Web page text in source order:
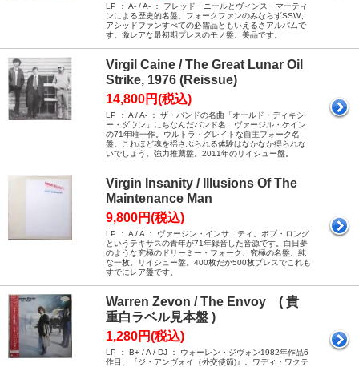
LP ： A- / A- ： フレッド・ニールとヴィンス・マーティ
ンによる歴史的名盤。フォークファンのみならずSSW、
アシッドファンすべての必需品ともいえるさアルバムで
す。激レアな最初期プレスのモノ盤。美品です。
Virgil Caine / The Great Lunar Oil
Strike, 1976 (Reissue)
14,800円(税込)
LP ： A / A- ： ザ・バンドの名曲「オールド・ディキシ
ー・ダウン」にちなんだバンド名、ヴァージル・ケイン
の71年唯一作。ウルトラ・グレイトな自主フォーク名
盤。これほど魂を揺さぶられる体験はなかなか得られな
いでしょう。強力推薦盤。2011年のリイシュー盤。
Virgin Insanity / Illusions Of The
Maintenance Man
9,800円(税込)
LP ： A / A ： ヴァージン・インサニティ。ボブ・ロング
というテキサスの青年が71年録音した音源です。白日夢
のような究極のドリーミー・フォーク、究極の名盤。純
な一枚。リイシュー盤。400枚だか500枚プレスでこれも
すでにレア盤です。
Warren Zevon / The Envoy ( 貴
重白ラベル見本盤 )
1,280円(税込)
LP ： B+ / A / DJ ： ウォーレン・ジヴォン1982年作品6
作目、『ジ・アンヴォイ（外交使節)』。ワディ・ワクテ